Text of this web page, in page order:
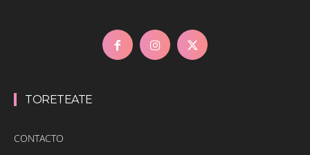
TORETEATE
CONTACTO